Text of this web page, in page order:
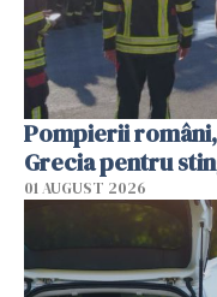
Pompierii
Grecia pentru
01 AUGUST 2026